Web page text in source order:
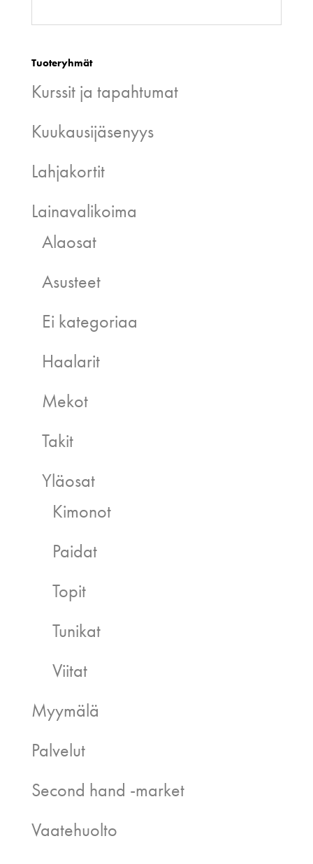
Tuoteryhmät
Kurssit ja tapahtumat
Kuukausijäsenyys
Lahjakortit
Lainavalikoima
Alaosat
Asusteet
Ei kategoriaa
Haalarit
Mekot
Takit
Yläosat
Kimonot
Paidat
Topit
Tunikat
Viitat
Myymälä
Palvelut
Second hand -market
Vaatehuolto